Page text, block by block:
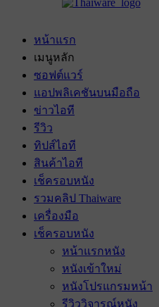
หน้าแรก
เมนูหลัก
ซอฟต์แวร์
แอปพลิเคชันบนมือถือ
ข่าวไอที
รีวิว
ทิปส์ไอที
สินค้าไอที
เช็ครอบหนัง
รวมคลิป Thaiware
เครื่องมือ
เช็ครอบหนัง
หน้าแรกหนัง
หนังเข้าใหม่
หนังโปรแกรมหน้า
รีวิววิจารณ์หนัง